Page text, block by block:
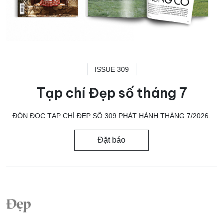
ISSUE 309
Tạp chí Đẹp số tháng 7
ĐÓN ĐỌC TẠP CHÍ ĐẸP SỐ 309 PHÁT HÀNH THÁNG 7/2026.
Đặt báo